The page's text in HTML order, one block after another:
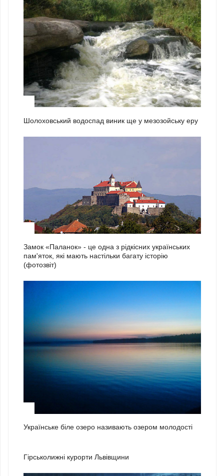
Шолоховський водоспад виник ще у мезозойську еру
Замок «Паланок» - це одна з рідкісних українських
пам'яток, які мають настільки багату історію
(фотозвіт)
Українське біле озеро називають озером молодості
Гірськолижні курорти Львівщини